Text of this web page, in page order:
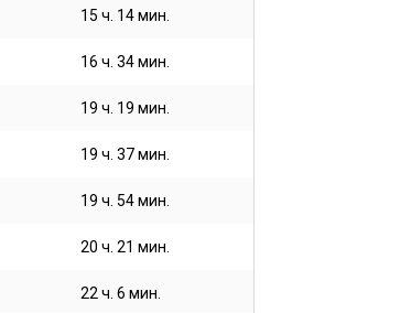
15 ч. 14 мин.
16 ч. 34 мин.
19 ч. 19 мин.
19 ч. 37 мин.
19 ч. 54 мин.
20 ч. 21 мин.
22 ч. 6 мин.